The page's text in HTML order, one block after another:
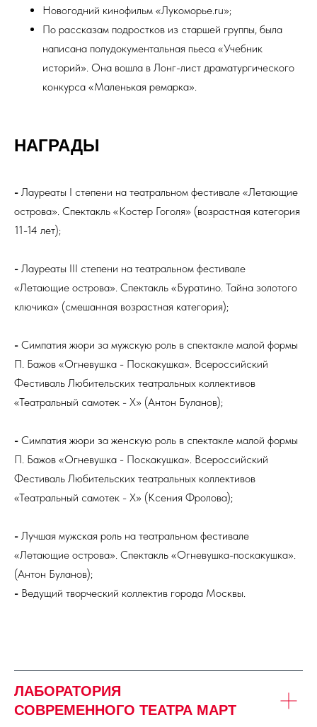
Новогодний кинофильм «Лукоморье.ru»;
По рассказам подростков из старшей группы, была
написана полудокументальная пьеса «Учебник
историй». Она вошла в Лонг-лист драматургического
конкурса «Маленькая ремарка».
НАГРАДЫ
- Лауреаты I степени на театральном фестивале «Летающие
острова». Спектакль «Костер Гоголя» (возрастная категория
11-14 лет);
- Лауреаты III степени на театральном фестивале
«Летающие острова». Спектакль «Буратино. Тайна золотого
ключика» (смешанная возрастная категория);
- Симпатия жюри за мужскую роль в спектакле малой формы
П. Бажов «Огневушка - Поскакушка». Всероссийский
Фестиваль Любительских театральных коллективов
«Театральный самотек - Х» (Антон Буланов);
- Симпатия жюри за женскую роль в спектакле малой формы
П. Бажов «Огневушка - Поскакушка». Всероссийский
Фестиваль Любительских театральных коллективов
«Театральный самотек - Х» (Ксения Фролова);
- Лучшая мужская роль на театральном фестивале
«Летающие острова». Спектакль «Огневушка-поскакушка».
(Антон Буланов);
- Ведущий творческий коллектив города Москвы.
ЛАБОРАТОРИЯ
СОВРЕМЕННОГО ТЕАТРА МАРТ